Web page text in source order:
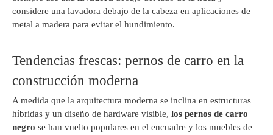
considere una lavadora debajo de la cabeza en aplicaciones de
metal a madera para evitar el hundimiento.
Tendencias frescas: pernos de carro en la
construcción moderna
A medida que la arquitectura moderna se inclina en estructuras
híbridas y un diseño de hardware visible, los pernos de carro
negro se han vuelto populares en el encuadre y los muebles de